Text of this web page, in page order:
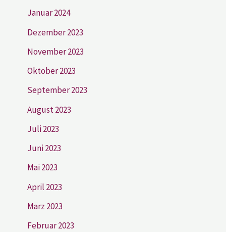
Januar 2024
Dezember 2023
November 2023
Oktober 2023
September 2023
August 2023
Juli 2023
Juni 2023
Mai 2023
April 2023
März 2023
Februar 2023